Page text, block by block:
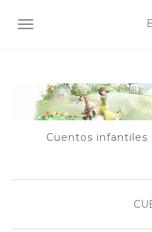
ALTERNAR
Cuentos infantiles